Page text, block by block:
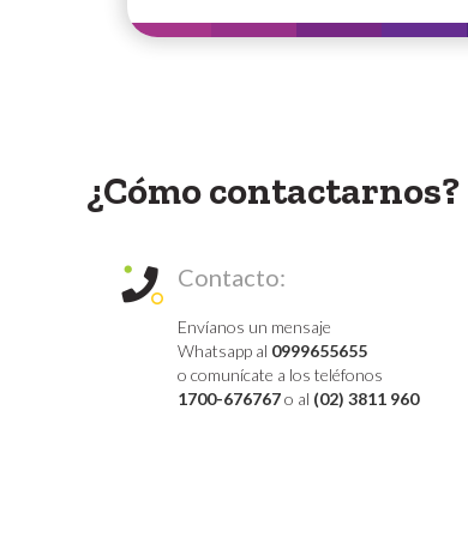
¿Cómo contactarnos?
Contacto:
Envíanos un mensaje
Whatsapp al 0999655655
o comunícate a los teléfonos
1700-676767o al (02) 3811 960